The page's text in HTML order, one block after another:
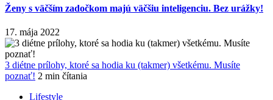
Ženy s väčším zadočkom majú väčšiu inteligenciu. Bez urážky!
17. mája 2022
3 diétne prílohy, ktoré sa hodia ku (takmer) všetkému. Musíte
poznať! 2 min čítania
Lifestyle